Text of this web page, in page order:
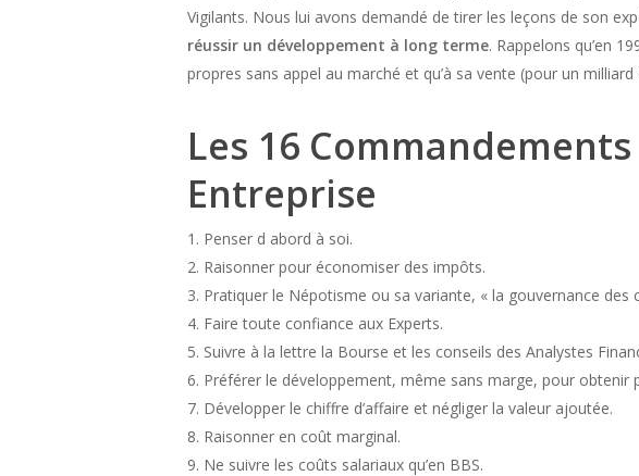
Vigilants. Nous lui avons demandé de tirer les leçons de son
réussir un développement à long terme. Rappelons qu’en
propres sans appel au marché et qu’à sa vente (pour un
Les 16
Entreprise
1. Penser d abord à soi.
2. Raisonner pour économiser des impôts.
3. Pratiquer le Népotisme ou sa variante, « la gouvernance des
4. Faire toute confiance aux Experts.
5. Suivre à la lettre la Bourse et les conseils des Analystes
6. Préférer le développement, même sans marge, pour obtenir
7. Développer le chiffre d’affaire et négliger la valeur ajoutée.
8. Raisonner en coût marginal.
9. Ne suivre les coûts salariaux qu’en BBS.